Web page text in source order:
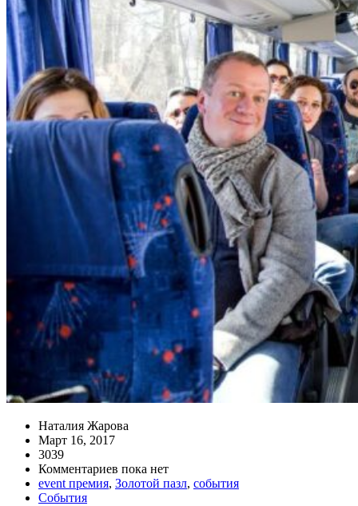
Наталия Жарова
Март 16, 2017
3039
Комментариев пока нет
event премия, Золотой пазл, события
События